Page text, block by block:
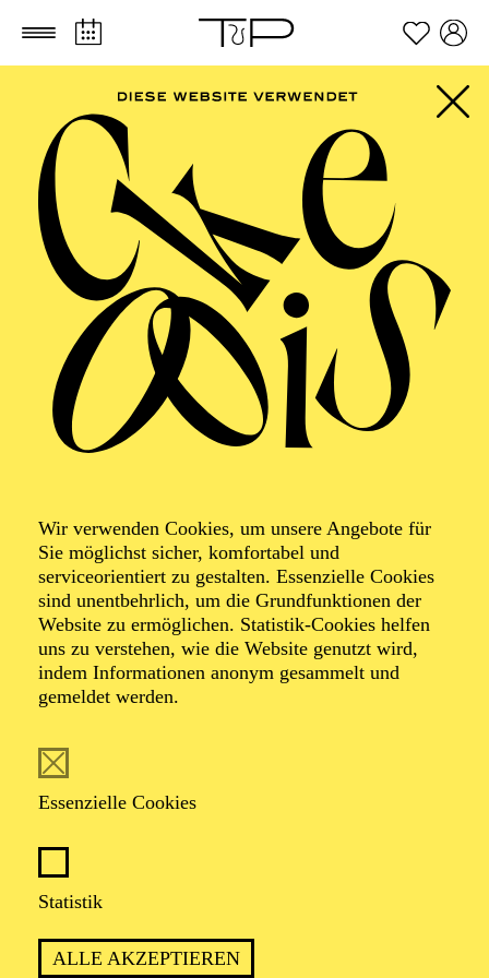
Zum Hauptinhalt springen Zum Footer springen
Wir verwenden Cookies, um unsere Angebote für
Sie möglichst sicher, komfortabel und
serviceorientiert zu gestalten. Essenzielle Cookies
sind unentbehrlich, um die Grundfunktionen der
Website zu ermöglichen. Statistik-Cookies helfen
uns zu verstehen, wie die Website genutzt wird,
indem Informationen anonym gesammelt und
gemeldet werden.
Essenzielle Cookies
Statistik
ALLE AKZEPTIEREN
Klaus Grünberg
stammt aus Hamburg, studierte Bühnenbild bei Erich
Bühnenbildner und Lichtdesigner an Theatern und
Seit langem arbeitet er mit dem Komponisten und
Tatjana Gürbaca und Barrie Kosky zusammen.